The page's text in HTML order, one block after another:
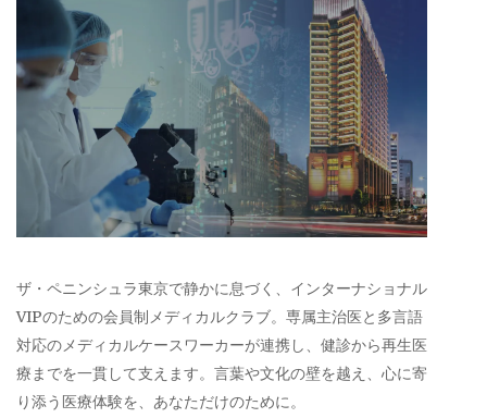
ザ・ペニンシュラ東京で静かに息づく、インターナショナル
VIPのための会員制メディカルクラブ。専属主治医と多言語
対応のメディカルケースワーカーが連携し、健診から再生医
療までを一貫して支えます。言葉や文化の壁を越え、心に寄
り添う医療体験を、あなただけのために。